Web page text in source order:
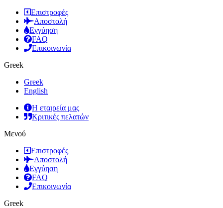
Επιστροφές
Αποστολή
Εγγύηση
FAQ
Επικοινωνία
Greek
Greek
English
Η εταιρεία μας
Κριτικές πελατών
Μενού
Επιστροφές
Αποστολή
Εγγύηση
FAQ
Επικοινωνία
Greek